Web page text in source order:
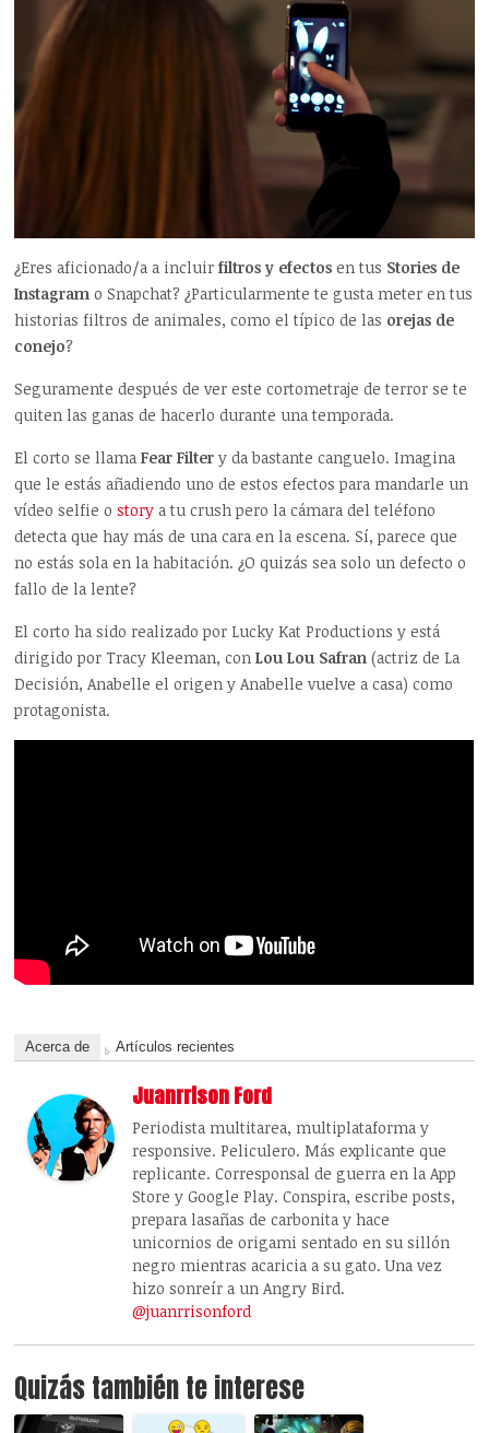
¿Eres aficionado/a a incluirfiltros y efectos en tus Stories de
Instagram o Snapchat? ¿Particularmente te gusta meter en tus
historias filtros de animales, como el típico de las orejas de
conejo?
Seguramente después de ver este cortometraje de terror se te
quiten las ganas de hacerlo durante una temporada.
El corto se llama Fear Filter y da bastante canguelo. Imagina
que le estás añadiendo uno de estos efectos para mandarle un
vídeo selfie ostory a tu crush pero la cámara del teléfono
detecta que hay más de una cara en la escena. Sí, parece que
no estás sola en la habitación. ¿O quizás sea solo un defecto o
fallo de la lente?
El corto ha sido realizado por Lucky Kat Productions y está
dirigido por Tracy Kleeman, conLou Lou Safran (actriz de La
Decisión, Anabelle el origen y Anabelle vuelve a casa) como
protagonista.
Acerca de Artículos recientes
Juanrrison Ford
Periodista multitarea, multiplataforma y
responsive. Peliculero. Más explicante que
replicante. Corresponsal de guerra en la App
Store y Google Play. Conspira, escribe posts,
prepara lasañas de carbonita y hace
unicornios de origami sentado en su sillón
negro mientras acaricia a su gato. Una vez
hizo sonreír a un Angry Bird.
@juanrrisonford
Quizás también te interese